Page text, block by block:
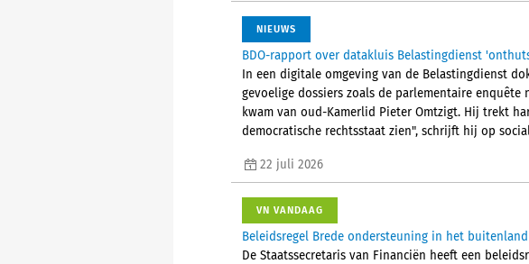
NIEUWS
BDO-rapport over datakluis Belastingdienst
In een digitale omgeving van de Belastingdienst
gevoelige dossiers zoals de parlementaire enquête
kwam van oud-Kamerlid Pieter Omtzigt. Hij trekt
democratische rechtsstaat zien", schrijft hij op
22 juli 2026
VN VANDAAG
Beleidsregel Brede ondersteuning in het
De Staatssecretaris van Financiën heeft een